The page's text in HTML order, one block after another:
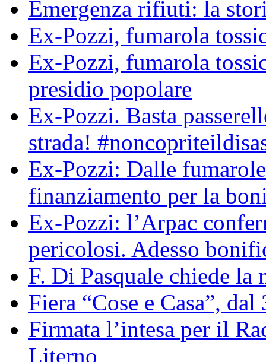
Emergenza rifiuti: la
Ex-Pozzi, fumarola
Ex-Pozzi, fumarola
presidio popolare
Ex-Pozzi. Basta
strada!
Ex-Pozzi: Dalle
finanziamento per la
Ex-Pozzi: l’Arpac
pericolosi. Adesso
F. Di Pasquale chiede
Fiera “Cose e Casa”,
Firmata l’intesa per il
Literno